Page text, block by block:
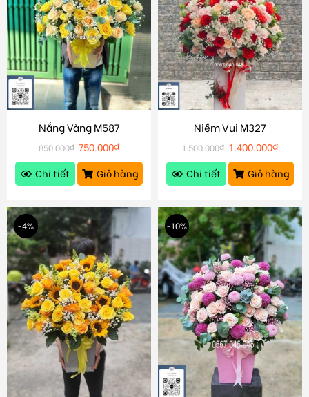
Nắng Vàng M587
850.000₫ 750.000₫
Chi tiết
Giỏ hàng
Niềm Vui M327
1.500.000₫ 1.400.000₫
Chi tiết
Giỏ hàng
-4% -10%